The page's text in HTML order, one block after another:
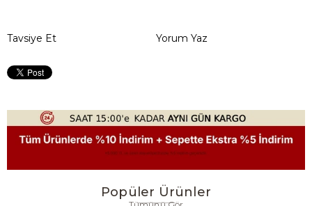
Tavsiye Et Yorum Yaz
Popüler Ürünler